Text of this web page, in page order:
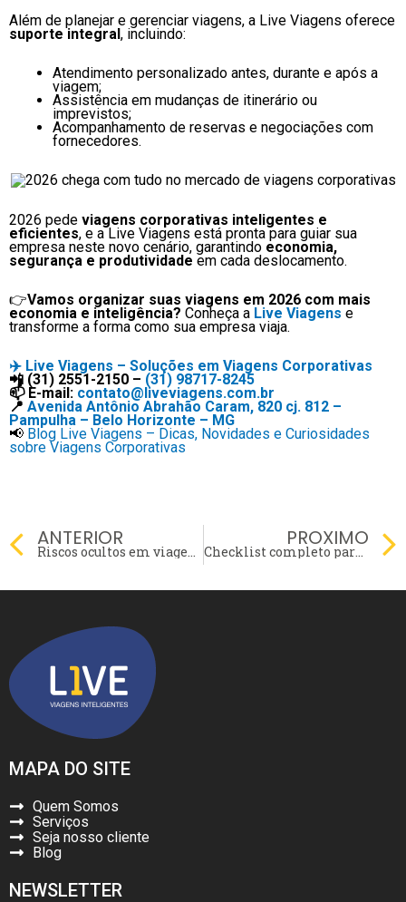
Além de planejar e gerenciar viagens, a Live Viagens oferece
suporte integral, incluindo:
Atendimento personalizado antes, durante e após a
viagem;
Assistência em mudanças de itinerário ou
imprevistos;
Acompanhamento de reservas e negociações com
fornecedores.
2026 pede viagens corporativas inteligentes e
eficientes, e a Live Viagens está pronta para guiar sua
empresa neste novo cenário, garantindo economia,
segurança e produtividade em cada deslocamento.
👉Vamos organizar suas viagens em 2026 com mais
economia e inteligência? Conheça a Live Viagens e
transforme a forma como sua empresa viaja.
✈️ Live Viagens – Soluções em Viagens Corporativas
📲 (31) 2551-2150 – (31) 98717-8245
📫 E-mail: contato@liveviagens.com.br
📍 Avenida Antônio Abrahão Caram, 820 cj. 812 –
Pampulha – Belo Horizonte – MG
📢 Blog Live Viagens – Dicas, Novidades e Curiosidades
sobre Viagens Corporativas
Prev
ANTERIOR
Riscos ocultos em viagens corporativas: o que as empresas geralmente esquecem de considerar
PROXIMO
Checklist completo para viagens de negócios sem imprevistos
MAPA DO SITE
Quem Somos
Serviços
Seja nosso cliente
Blog
NEWSLETTER